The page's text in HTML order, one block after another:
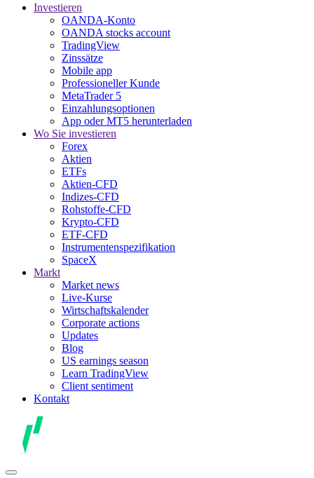
Investieren
OANDA-Konto
OANDA stocks account
TradingView
Zinssätze
Mobile app
Professioneller Kunde
MetaTrader 5
Einzahlungsoptionen
App oder MT5 herunterladen
Wo Sie investieren
Forex
Aktien
ETFs
Aktien-CFD
Indizes-CFD
Rohstoffe-CFD
Krypto-CFD
ETF-CFD
Instrumentenspezifikation
SpaceX
Markt
Market news
Live-Kurse
Wirtschaftskalender
Corporate actions
Updates
Blog
US earnings season
Learn TradingView
Client sentiment
Kontakt